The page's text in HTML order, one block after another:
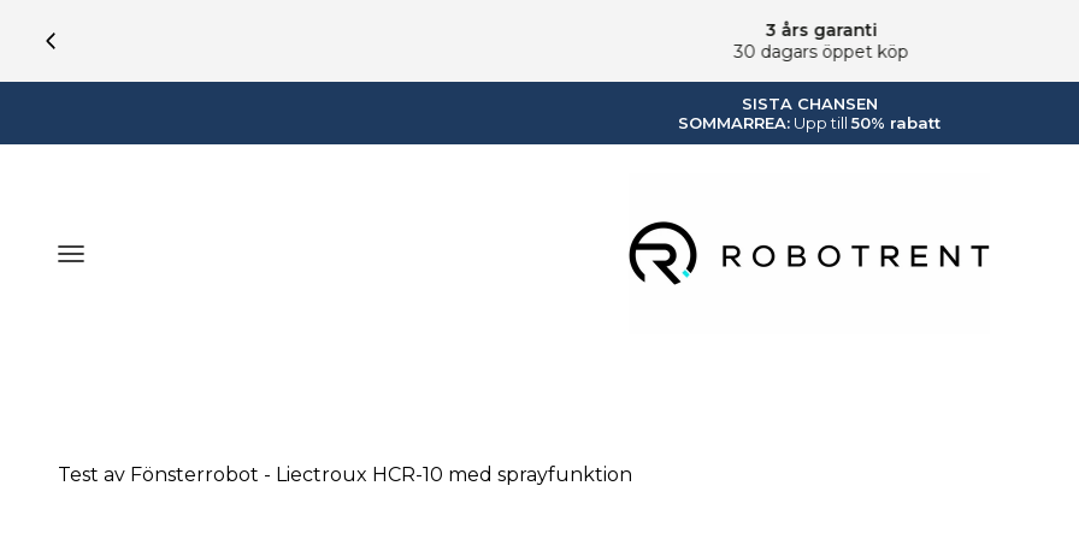
3 års garanti
30 dagars öppet köp
SISTA CHANSEN
SOMMARREA: Upp till 50% rabatt
Öppna navigeringsmenyn
Test av Fönsterrobot - Liectroux HCR-10 med sprayfunktion